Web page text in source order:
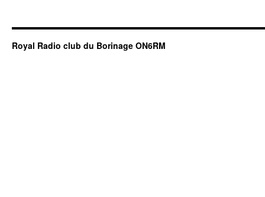
Royal Radio club du Borinage ON6RM